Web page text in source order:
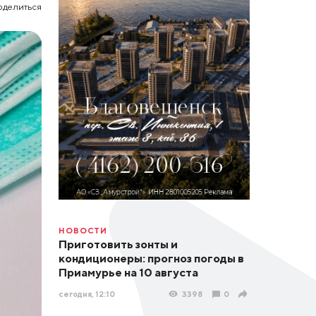
НОВОСТИ
Приготовить зонты и
кондиционеры: прогноз погоды в
Приамурье на 10 августа
сегодня, 12:10 3398 0